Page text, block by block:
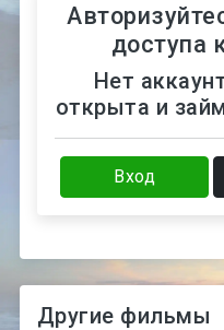
доступа
Нет
открыта и
Вход
Другие фильмы